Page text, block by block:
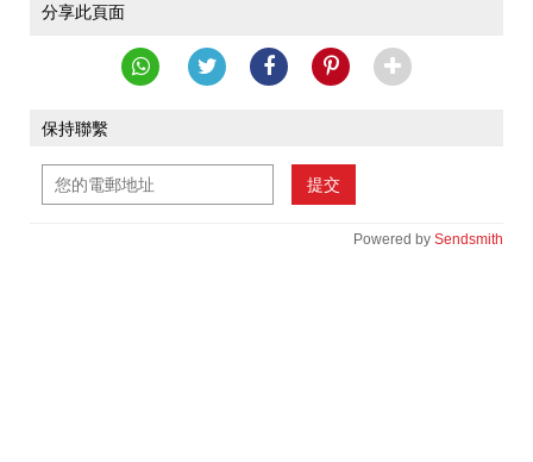
分享此頁面
保持聯繫
提交
Powered by Sendsmith